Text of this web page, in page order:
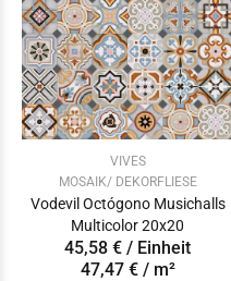
VIVES
MOSAIK/ DEKORFLIESE
Vodevil Octógono Musichalls
Multicolor 20x20
45,58 € / Einheit
47,47 € / m²